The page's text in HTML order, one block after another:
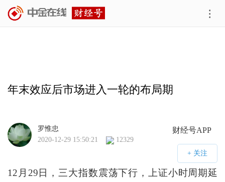
年末效应后市场进入一轮的布局期
财经号APP
罗惟忠
2020-12-29 15:50:21
12329
12月29日，三大指数震荡下行，上证小时周期延